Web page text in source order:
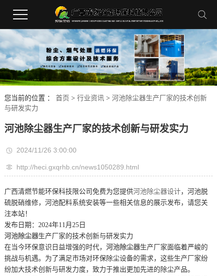
您当前的位置 ： 首页 > 行业资讯 > 河池除尘器生产厂家的技术创新
与研发实力
河池除尘器生产厂家的技术创新与研发实力
2024/11/26 3:00:00
http://heci.gxqrhb.cn/news1050289.html
广西清燃节能环保科技限公司免费为您提供河池除尘器设计，河池脱
硫脱硝维修，河池配料系统安装等一些相关信息的展示发布，请您关
注本站！
发布日期：2024年11月25日
河池除尘器生产厂家的技术创新与研发实力
在当今环保意识日益增强的时代， 河池除尘器生产厂家面临着严峻的
挑战与机遇。为了满足市场对环保除尘设备的需求，这些生产厂家纷
纷加大技术创新与研发力度，致力于推出更加先进的除尘产品。